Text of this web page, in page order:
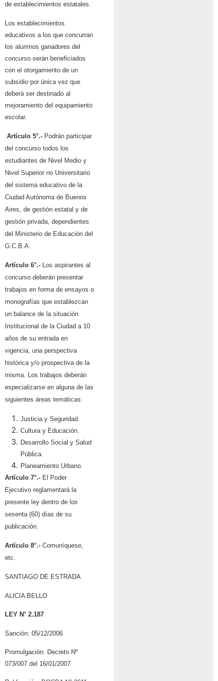
de establecimientos estatales.
Los establecimientos
educativos a los que concurran
los alumnos ganadores del
concurso serán beneficiados
con el otorgamiento de un
subsidio por única vez que
deberá ser destinado al
mejoramiento del equipamiento
escolar.
Artículo 5°.- Podrán participar
del concurso todos los
estudiantes de Nivel Medio y
Nivel Superior no Universitario
del sistema educativo de la
Ciudad Autónoma de Buenos
Aires, de gestión estatal y de
gestión privada, dependientes
del Ministerio de Educación del
G.C.B.A.
Artículo 6°.- Los aspirantes al
concurso deberán presentar
trabajos en forma de ensayos o
monografías que establezcan
un balance de la situación
Institucional de la Ciudad a 10
años de su entrada en
vigencia, una perspectiva
histórica y/o prospectiva de la
misma. Los trabajos deberán
especializarse en alguna de las
siguientes áreas temáticas:
Justicia y Seguridad.
Cultura y Educación.
Desarrollo Social y Salud
Pública.
Planeamiento Urbano.
Artículo 7°.- El Poder
Ejecutivo reglamentará la
presente ley dentro de los
sesenta (60) días de su
publicación.
Artículo 8°.- Comuníquese,
etc.
SANTIAGO DE ESTRADA
ALICIA BELLO
LEY N° 2.187
Sanción: 05/12/2006
Promulgación: Decreto Nº
073/007 del 16/01/2007